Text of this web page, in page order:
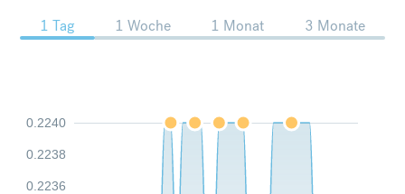
1 Tag 1 Woche 1 Monat 3 Monate
0.2236
0.2238
0.2240